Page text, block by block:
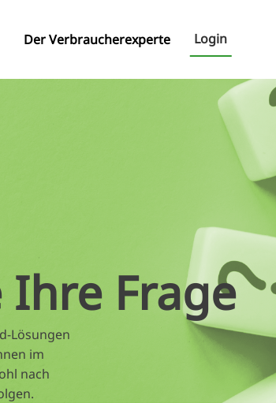
Der Verbraucherexperte Login
Ihre Frage
Lösungen
im
nach